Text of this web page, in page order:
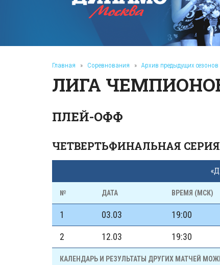
Главная » Соревнования » Архив предыдущих сезонов
ЛИГА ЧЕМПИОНОВ
ПЛЕЙ-ОФФ
ЧЕТВЕРТЬФИНАЛЬНАЯ СЕРИЯ
№ ДАТА ВРЕМЯ (МСК)
1 03.03 19:00
2 12.03 19:30
КАЛЕНДАРЬ И РЕЗУЛЬТАТЫ ДРУГИХ МАТЧЕЙ